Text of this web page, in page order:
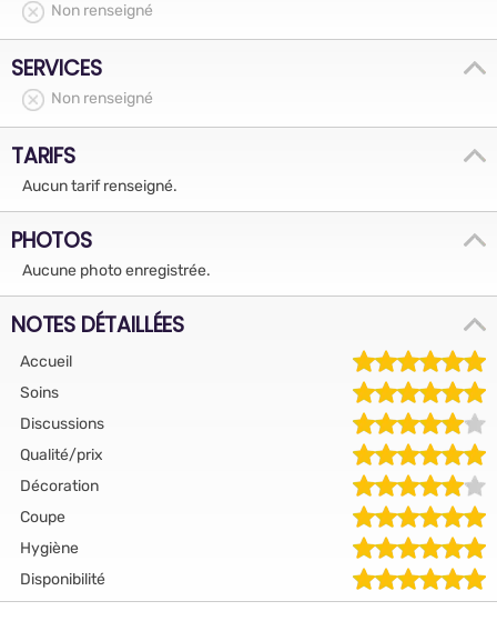
Non renseigné
SERVICES
Non renseigné
TARIFS
Aucun tarif renseigné.
PHOTOS
Aucune photo enregistrée.
NOTES DÉTAILLÉES
Accueil
Soins
Discussions
Qualité/prix
Décoration
Coupe
Hygiène
Disponibilité